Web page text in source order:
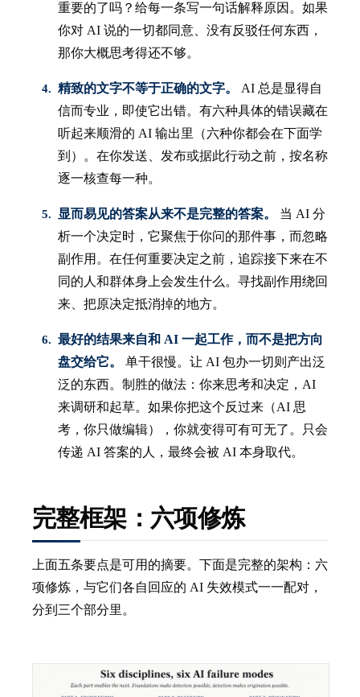
重要的了吗？给每一条写一句话解释原因。如果
你对 AI 说的一切都同意、没有反驳任何东西，
那你大概思考得还不够。
精致的文字不等于正确的文字。
AI 总是显得自
信而专业，即使它出错。有六种具体的错误藏在
听起来顺滑的 AI 输出里（六种你都会在下面学
到）。在你发送、发布或据此行动之前，按名称
逐一核查每一种。
显而易见的答案从来不是完整的答案。
当 AI 分
析一个决定时，它聚焦于你问的那件事，而忽略
副作用。在任何重要决定之前，追踪接下来在不
同的人和群体身上会发生什么。寻找副作用绕回
来、把原决定抵消掉的地方。
最好的结果来自和 AI 一起工作，而不是把方向
盘交给它。
单干很慢。让 AI 包办一切则产出泛
泛的东西。制胜的做法：你来思考和决定，AI
来调研和起草。如果你把这个反过来（AI 思
考，你只做编辑），你就变得可有可无了。只会
传递 AI 答案的人，最终会被 AI 本身取代。
完整框架：六项修炼
上面五条要点是可用的摘要。下面是完整的架构：六
项修炼，与它们各自回应的 AI 失效模式一一配对，
分到三个部分里。